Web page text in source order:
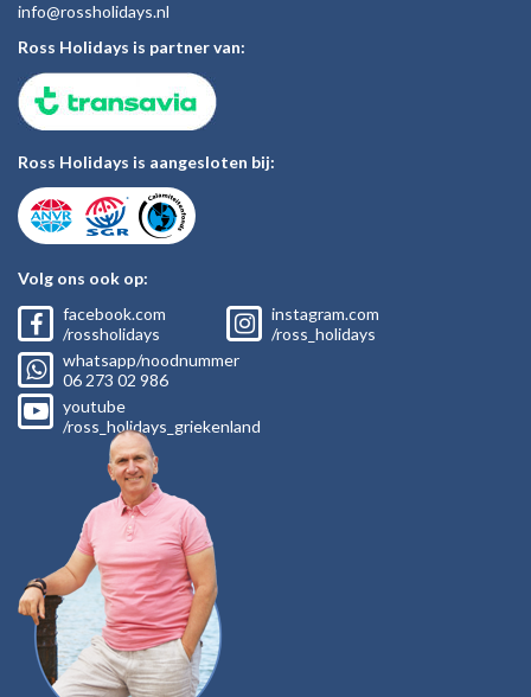
info@rossholidays.nl
Ross Holidays is partner van:
Ross Holidays is aangesloten bij:
Volg ons ook op:
facebook.com
/rossholidays
instagram.com
/ross_holidays
whatsapp/noodnummer
06 273 02 986
youtube
/ross_holidays_griekenland